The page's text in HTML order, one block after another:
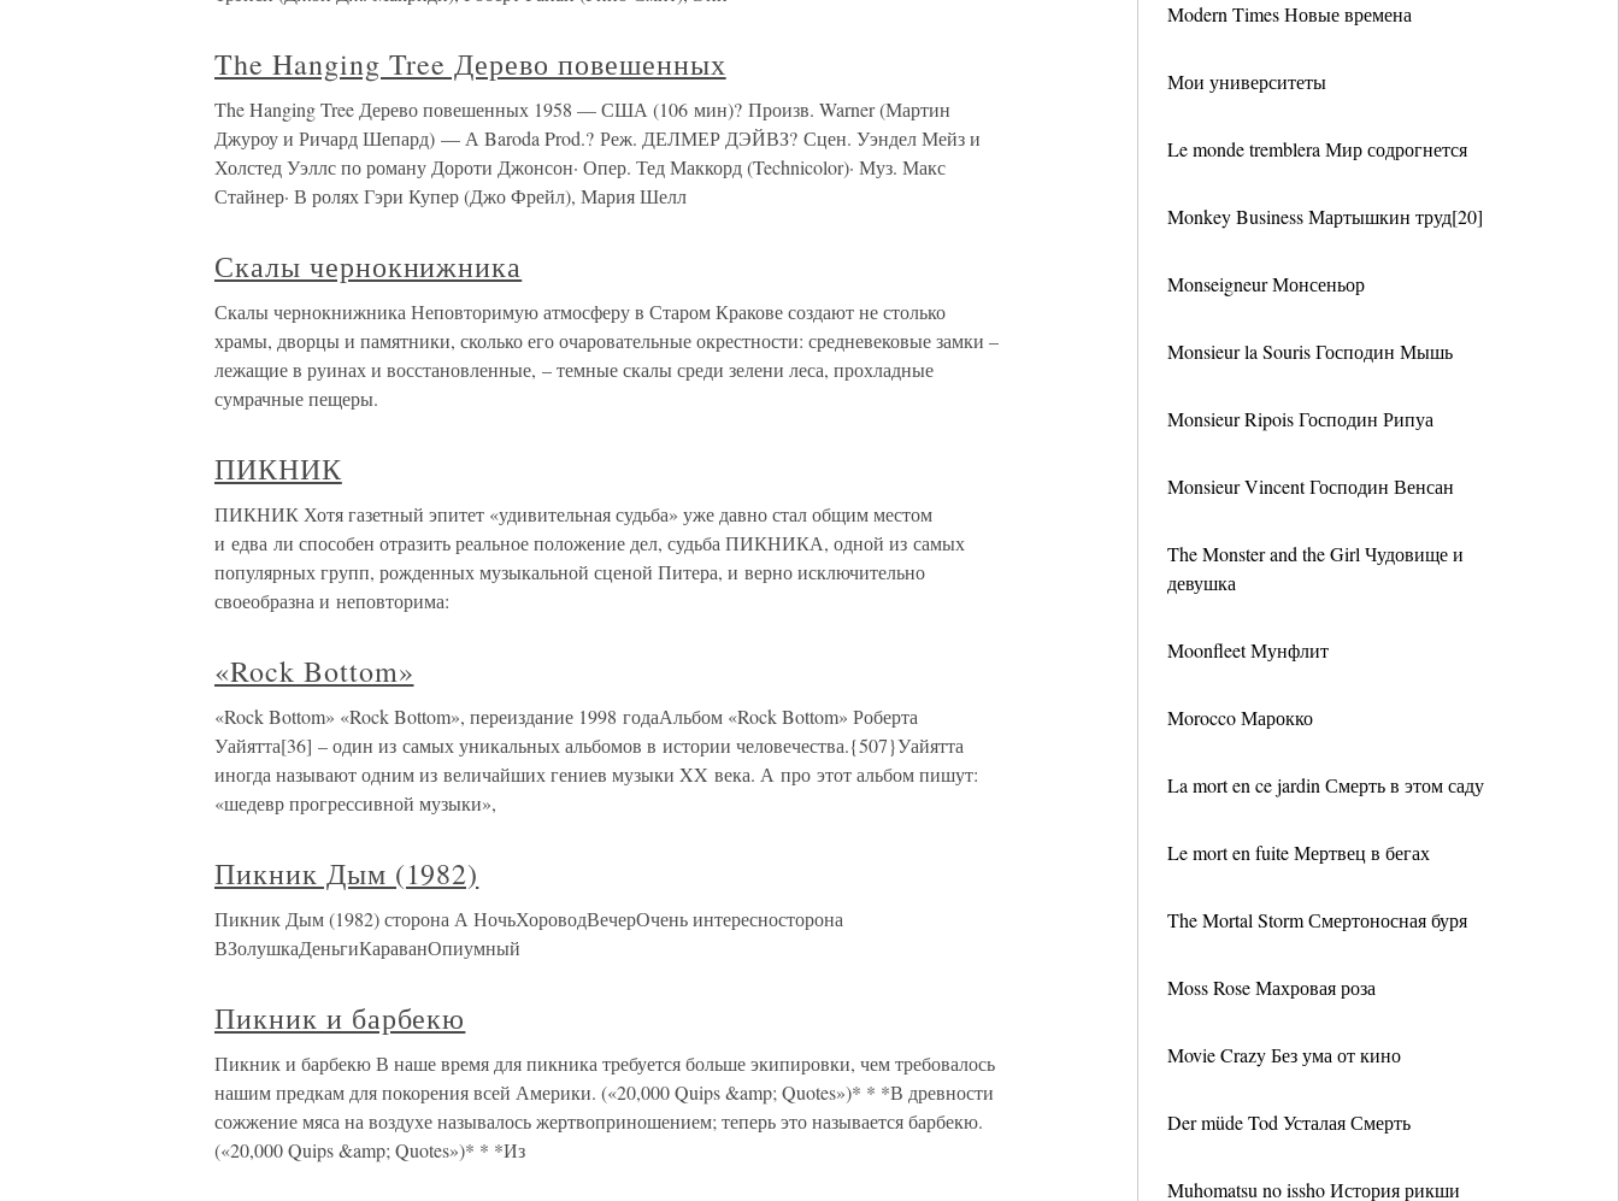
Modern Times Новые времена
Мои университеты
Le monde tremblera Мир содрогнется
Monkey Business Мартышкин труд[20]
Monseigneur Монсеньор
Monsieur la Souris Господин Мышь
Monsieur Ripois Господин Рипуа
Monsieur Vincent Господин Венсан
The Monster and the Girl Чудовище и
девушка
Moonfleet Мунфлит
Morocco Марокко
La mort en ce jardin Смерть в этом саду
Le mort en fuite Мертвец в бегах
The Mortal Storm Смертоносная буря
Moss Rose Махровая роза
Movie Crazy Без ума от кино
Der müde Tod Усталая Смерть
Muhomatsu no issho История рикши
The Hanging Tree Дерево повешенных
The Hanging Tree Дерево повешенных 1958 — США (106 мин)? Произв. Warner (Мартин
Джуроу и Ричард Шепард) — А Baroda Prod.? Реж. ДЕЛМЕР ДЭЙВЗ? Сцен. Уэндел Мейз и
Холстед Уэллс по роману Дороти Джонсон· Опер. Тед Маккорд (Technicolor)· Муз. Макс
Стайнер· В ролях Гэри Купер (Джо Фрейл), Мария Шелл
Скалы чернокнижника
Скалы чернокнижника Неповторимую атмосферу в Старом Кракове создают не столько
храмы, дворцы и памятники, сколько его очаровательные окрестности: средневековые замки –
лежащие в руинах и восстановленные, – темные скалы среди зелени леса, прохладные
сумрачные пещеры.
ПИКНИК
ПИКНИК Хотя газетный эпитет «удивительная судьба» уже давно стал общим местом
и едва ли способен отразить реальное положение дел, судьба ПИКНИКА, одной из самых
популярных групп, рожденных музыкальной сценой Питера, и верно исключительно
своеобразна и неповторима:
«Rock Bottom»
«Rock Bottom» «Rock Bottom», переиздание 1998 годаАльбом «Rock Bottom» Роберта
Уайятта[36] – один из самых уникальных альбомов в истории человечества.{507}Уайятта
иногда называют одним из величайших гениев музыки XX века. А про этот альбом пишут:
«шедевр прогрессивной музыки»,
Пикник Дым (1982)
Пикник Дым (1982) сторона А НочьХороводВечерОчень интересносторона
ВЗолушкаДеньгиКараванОпиумный
Пикник и барбекю
Пикник и барбекю В наше время для пикника требуется больше экипировки, чем требовалось
нашим предкам для покорения всей Америки. («20,000 Quips &amp; Quotes»)* * *В древности
сожжение мяса на воздухе называлось жертвоприношением; теперь это называется барбекю.
(«20,000 Quips &amp; Quotes»)* * *Из